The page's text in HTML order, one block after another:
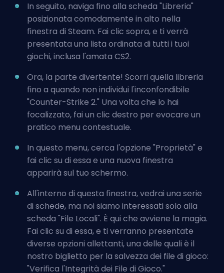
In seguito, naviga fino alla scheda "Libreria"
posizionata comodamente in alto nella
finestra di Steam. Fai clic sopra, e ti verrà
presentata una lista ordinata di tutti i tuoi
giochi, inclusa l'amata CS2.
Ora, la parte divertente! Scorri quella libreria
fino a quando non individui l'inconfondibile
"Counter-Strike 2." Una volta che lo hai
focalizzato, fai un clic destro per evocare un
pratico menu contestuale.
In questo menu, cerca l'opzione "Proprietà" e
fai clic su di essa e una nuova finestra
apparirà sul tuo schermo.
All'interno di questa finestra, vedrai una serie
di schede, ma noi siamo interessati solo alla
scheda "File Locali". È qui che avviene la magia.
Fai clic su di essa, e ti verranno presentate
diverse opzioni allettanti, una delle quali è il
nostro biglietto per la salvezza dei file di gioco:
"Verifica l'Integrità dei File di Gioco."